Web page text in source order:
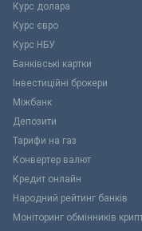
Курс долара
Курс євро
Курс НБУ
Банківські картки
Інвестиційні брокери
Міжбанк
Депозити
Тарифи на газ
Конвертер валют
Кредит онлайн
Народний рейтинг банків
Моніторинг обмінників